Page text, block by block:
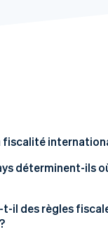
2026
fiscalité
déterminent-ils
il des règles